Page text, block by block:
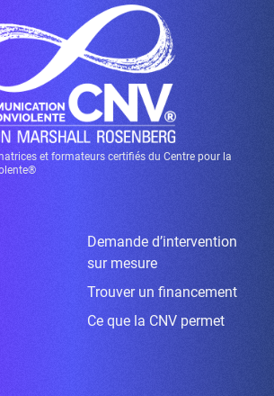
et formateurs certifiés du Centre pour la
Demande d’intervention
sur mesure
Trouver un financement
Ce que la CNV permet